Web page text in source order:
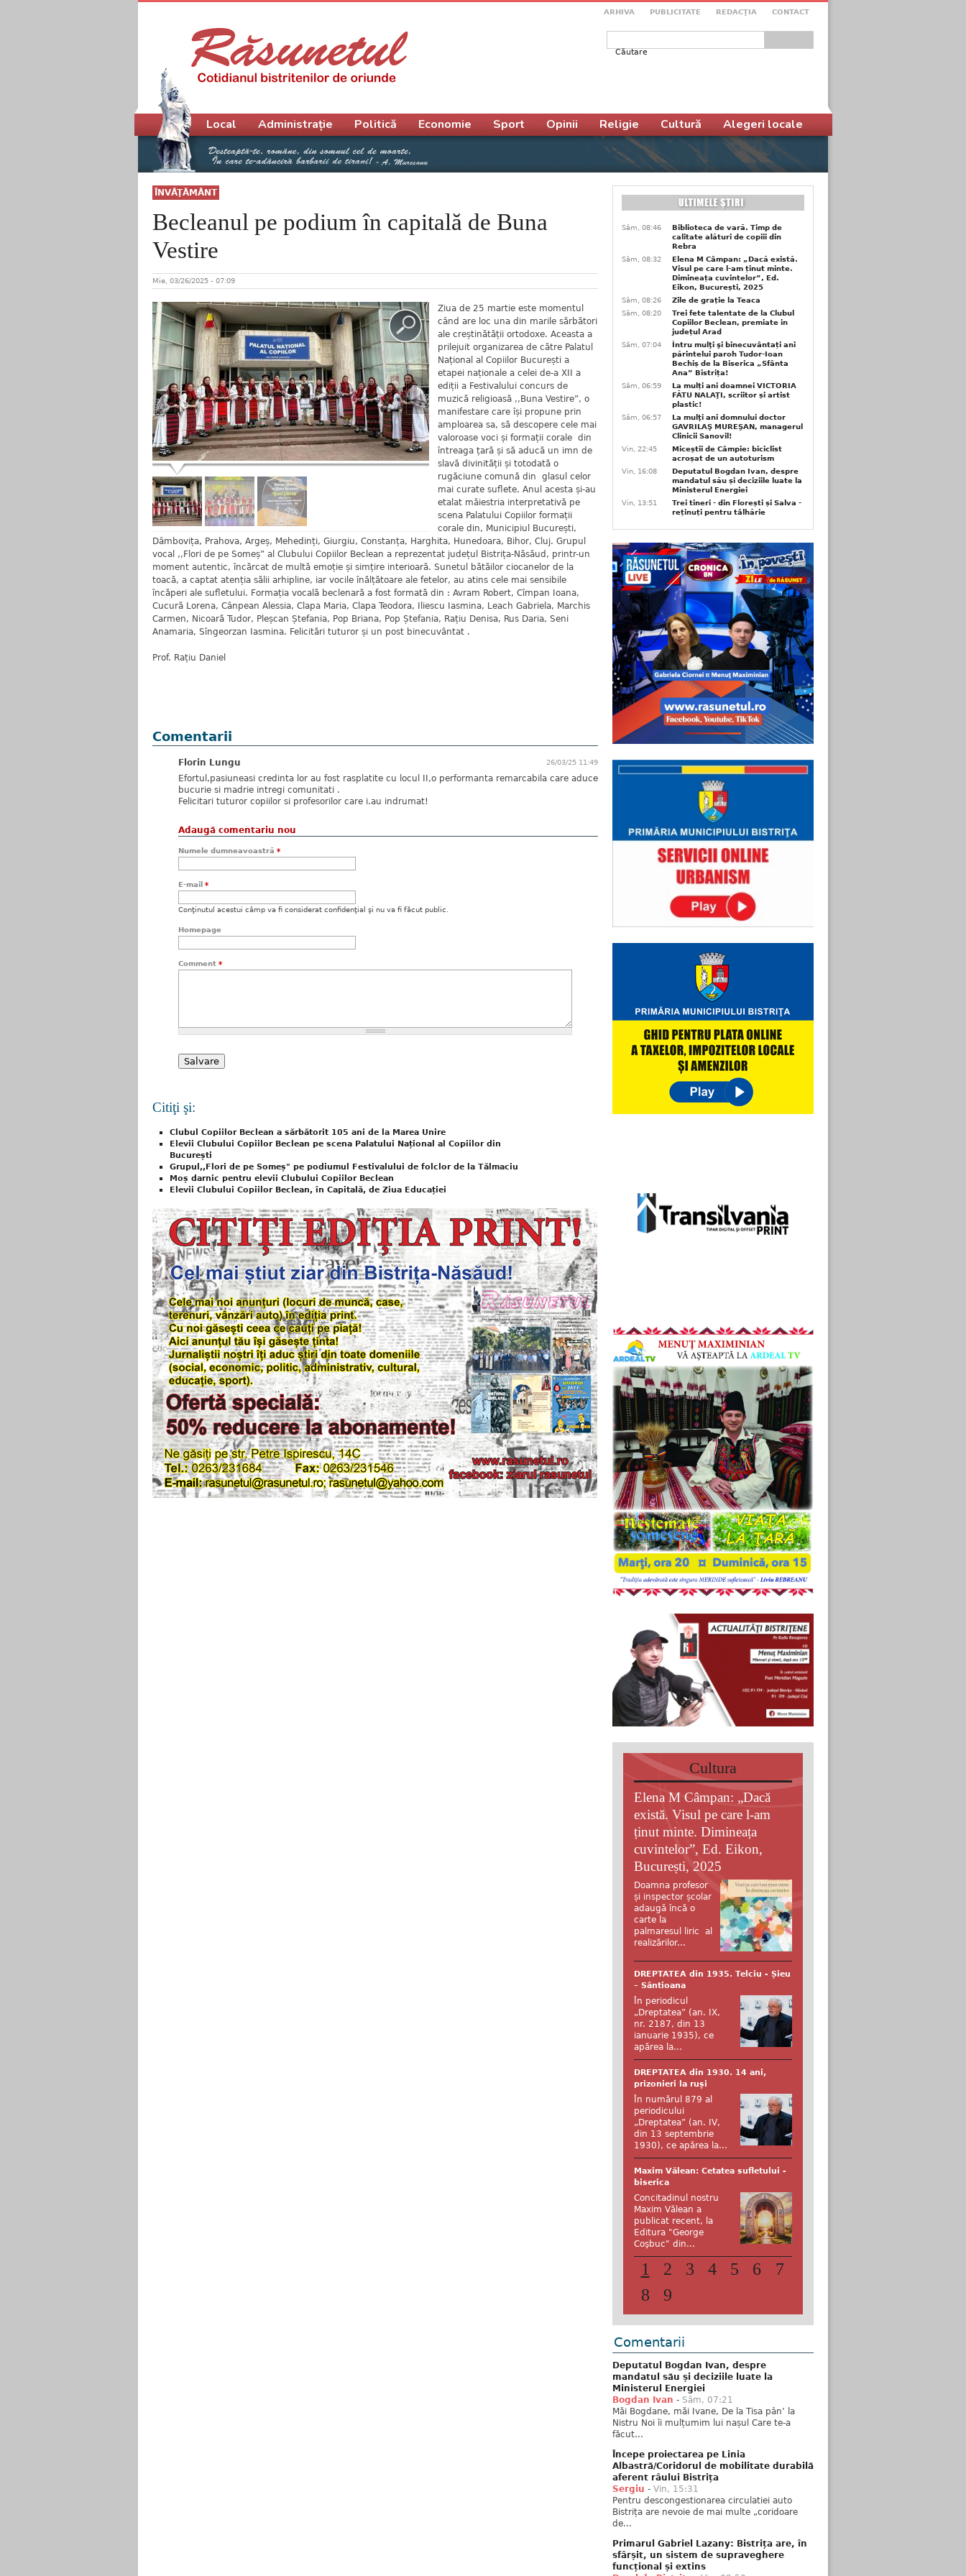
ARHIVA PUBLICITATE REDACŢIA CONTACT
Formular de căutare
ÎNVĂŢĂMÂNT
Becleanul pe podium în capitală de Buna
Vestire
Mie, 03/26/2025 - 07:09
Ziua de 25 martie este momentul
când are loc una din marile sărbători
ale creștinătății ortodoxe. Aceasta a
prilejuit organizarea de către Palatul
Național al Copiilor București a
etapei naționale a celei de-a XII a
ediții a Festivalului concurs de
muzică religioasă ,,Buna Vestire”, o
manifestare care își propune prin
amploarea sa, să descopere cele mai
valoroase voci și formații corale din
întreaga țară și să aducă un imn de
slavă divinității și totodată o
rugăciune comună din glasul celor
mai curate suflete. Anul acesta și-au
etalat măiestria interpretativă pe
scena Palatului Copiilor formații
corale din, Municipiul București,
Dâmbovița, Prahova, Argeș, Mehedinți, Giurgiu, Constanța, Harghita, Hunedoara, Bihor, Cluj. Grupul
vocal ,,Flori de pe Someș” al Clubului Copiilor Beclean a reprezentat județul Bistrița-Năsăud, printr-un
moment autentic, încărcat de multă emoție și simțire interioară. Sunetul bătăilor ciocanelor de la
toacă, a captat atenția sălii arhipline, iar vocile înălțătoare ale fetelor, au atins cele mai sensibile
încăperi ale sufletului. Formația vocală beclenară a fost formată din : Avram Robert, Cîmpan Ioana,
Cucură Lorena, Cânpean Alessia, Clapa Maria, Clapa Teodora, Iliescu Iasmina, Leach Gabriela, Marchis
Carmen, Nicoară Tudor, Pleșcan Ștefania, Pop Briana, Pop Ștefania, Rațiu Denisa, Rus Daria, Seni
Anamaria, Sîngeorzan Iasmina. Felicitări tuturor și un post binecuvântat .
Prof. Rațiu Daniel
Comentarii
26/03/25 11:49
Florin Lungu
Efortul,pasiuneasi credinta lor au fost rasplatite cu locul II,o performanta remarcabila care aduce
bucurie si madrie intregi comunitati .
Felicitari tuturor copiilor si profesorilor care i.au indrumat!
Adaugă comentariu nou
Numele dumneavoastră *
E-mail *
Conţinutul acestui câmp va fi considerat confidenţial şi nu va fi făcut public.
Homepage
Comment *
Citiţi şi:
Clubul Copiilor Beclean a sărbătorit 105 ani de la Marea Unire
Elevii Clubului Copiilor Beclean pe scena Palatului Național al Copiilor din
București
Grupul,,Flori de pe Someș" pe podiumul Festivalului de folclor de la Tălmaciu
Moș darnic pentru elevii Clubului Copiilor Beclean
Elevii Clubului Copiilor Beclean, în Capitală, de Ziua Educației
Meniu principal
Local Administrație Politică Economie Sport Opinii Religie Cultură Alegeri locale
Sâm, 08:46
Biblioteca de vară. Timp de
calitate alături de copiii din
Rebra
Sâm, 08:32
Elena M Câmpan: „Dacă există.
Visul pe care l-am ținut minte.
Dimineața cuvintelor”, Ed.
Eikon, București, 2025
Sâm, 08:26
Zile de grație la Teaca
Sâm, 08:20
Trei fete talentate de la Clubul
Copiilor Beclean, premiate in
județul Arad
Sâm, 07:04
Întru mulţi şi binecuvântați ani
părintelui paroh Tudor-Ioan
Bechiș de la Biserica „Sfânta
Ana” Bistrița!
Sâm, 06:59
La mulți ani doamnei VICTORIA
FĂTU NALAŢI, scriitor și artist
plastic!
Sâm, 06:57
La mulţi ani domnului doctor
GAVRILAŞ MUREŞAN, managerul
Clinicii Sanovil!
Vin, 22:45
Miceștii de Câmpie: biciclist
acroșat de un autoturism
Vin, 16:08
Deputatul Bogdan Ivan, despre
mandatul său și deciziile luate la
Ministerul Energiei
Vin, 13:51
Trei tineri - din Florești și Salva -
reținuți pentru tâlhărie
Cultura
Elena M Câmpan: „Dacă
există. Visul pe care l-am
ținut minte. Dimineața
cuvintelor”, Ed. Eikon,
București, 2025
Doamna profesor
și inspector școlar
adaugă încă o
carte la
palmaresul liric al
realizărilor...
DREPTATEA din 1935. Telciu - Șieu
– Sântioana
În periodicul
„Dreptatea” (an. IX,
nr. 2187, din 13
ianuarie 1935), ce
apărea la...
DREPTATEA din 1930. 14 ani,
prizonieri la ruși
În numărul 879 al
periodicului
„Dreptatea” (an. IV,
din 13 septembrie
1930), ce apărea la...
Maxim Vălean: Cetatea sufletului -
biserica
Concitadinul nostru
Maxim Vălean a
publicat recent, la
Editura "George
Coşbuc" din...
1 2 3 4 5 6
7
8
9
Comentarii
Deputatul Bogdan Ivan, despre
mandatul său și deciziile luate la
Ministerul Energiei
Bogdan Ivan - Sâm, 07:21
Măi Bogdane, măi Ivane, De la Tisa pân’ la
Nistru Noi îi mulțumim lui nașul Care te-a
făcut...
Începe proiectarea pe Linia
Albastră/Coridorul de mobilitate durabilă
aferent râului Bistrița
Sergiu - Vin, 15:31
Pentru descongestionarea circulatiei auto
Bistrița are nevoie de mai multe „coridoare
de...
Primarul Gabriel Lazany: Bistrița are, în
sfârșit, un sistem de supraveghere
funcțional și extins